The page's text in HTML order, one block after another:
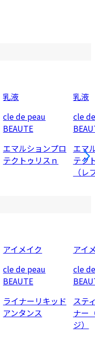
乳液
cle de peau
BEAUTE
エマルションプロ
テクトゥリスｎ
乳液
cle
エマ
テク
（レ
アイメイク
cle de peau
BEAUTE
ライナーリキッド
アンタンス
アイ
cle
ステ
ナー
ジ）